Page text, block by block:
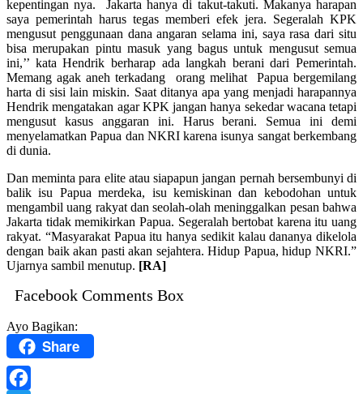
kepentingan nya. Jakarta hanya di takut-takuti. Makanya harapan
saya pemerintah harus tegas memberi efek jera. Segeralah KPK
mengusut penggunaan dana angaran selama ini, saya rasa dari situ
bisa merupakan pintu masuk yang bagus untuk mengusut semua
ini,’’ kata Hendrik berharap ada langkah berani dari Pemerintah.
Memang agak aneh terkadang orang melihat Papua bergemilang
harta di sisi lain miskin. Saat ditanya apa yang menjadi harapannya
Hendrik mengatakan agar KPK jangan hanya sekedar wacana tetapi
mengusut kasus anggaran ini. Harus berani. Semua ini demi
menyelamatkan Papua dan NKRI karena isunya sangat berkembang
di dunia.
Dan meminta para elite atau siapapun jangan pernah bersembunyi di
balik isu Papua merdeka, isu kemiskinan dan kebodohan untuk
mengambil uang rakyat dan seolah-olah meninggalkan pesan bahwa
Jakarta tidak memikirkan Papua. Segeralah bertobat karena itu uang
rakyat. “Masyarakat Papua itu hanya sedikit kalau dananya dikelola
dengan baik akan pasti akan sejahtera. Hidup Papua, hidup NKRI.”
Ujarnya sambil menutup. [RA]
Facebook Comments Box
Ayo Bagikan:
Share